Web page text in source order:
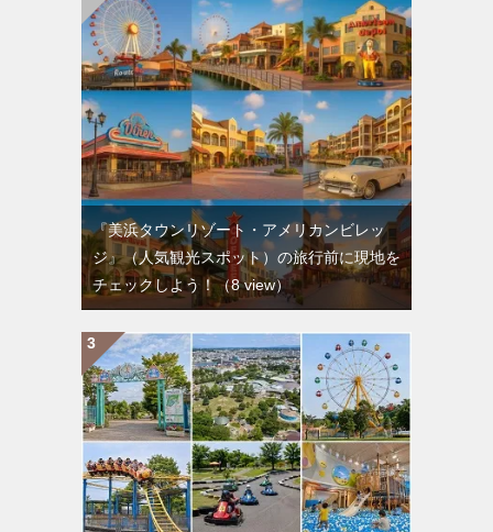
『美浜タウンリゾート・アメリカンビレッ
ジ』（人気観光スポット）の旅行前に現地を
チェックしよう！（8 view）